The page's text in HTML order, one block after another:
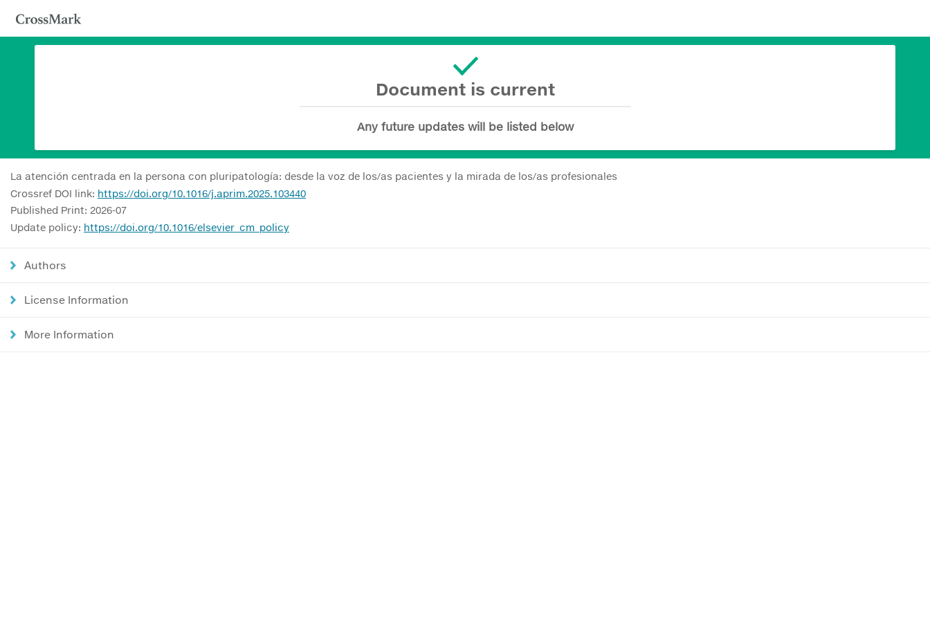
Document is current
Any future updates will be listed below
La atención centrada en la persona con pluripatología: desde la voz de los/as pacientes y la mirada de los/as profesionales
Crossref DOI link: https://doi.org/10.1016/j.aprim.2025.103440
Published Print: 2026-07
Update policy: https://doi.org/10.1016/elsevier_cm_policy
Authors
License Information
More Information